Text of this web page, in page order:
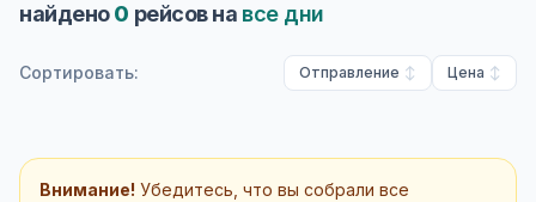
найдено0 рейсов на все дни
Сортировать: Отправление Цена
Внимание! Убедитесь, что вы собрали все